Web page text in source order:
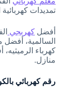
تمديدات كهربائية
أفضل كهربجي
السالمية،
كهرباء
منازل.
رقم كهربائي